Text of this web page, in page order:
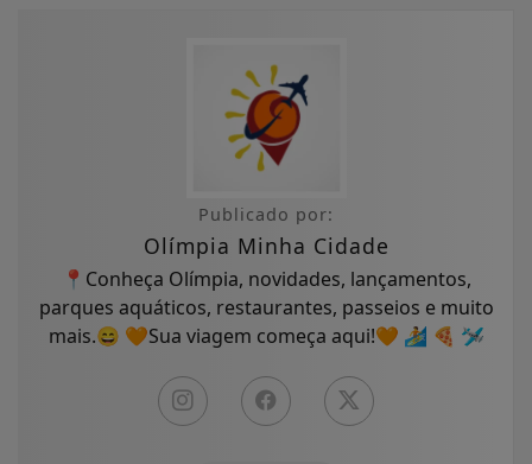
Publicado por:
Olímpia Minha Cidade
📍Conheça Olímpia, novidades, lançamentos,
parques aquáticos, restaurantes, passeios e muito
mais.😄 🧡Sua viagem começa aqui!🧡 🏄 🍕 🛩